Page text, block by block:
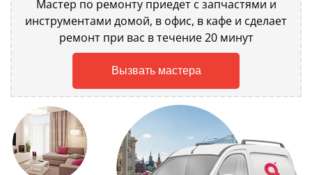
Мастер по ремонту приедет с запчастями и
инструментами домой, в офис, в кафе и сделает
ремонт при вас в течение 20 минут
Вызвать мастера